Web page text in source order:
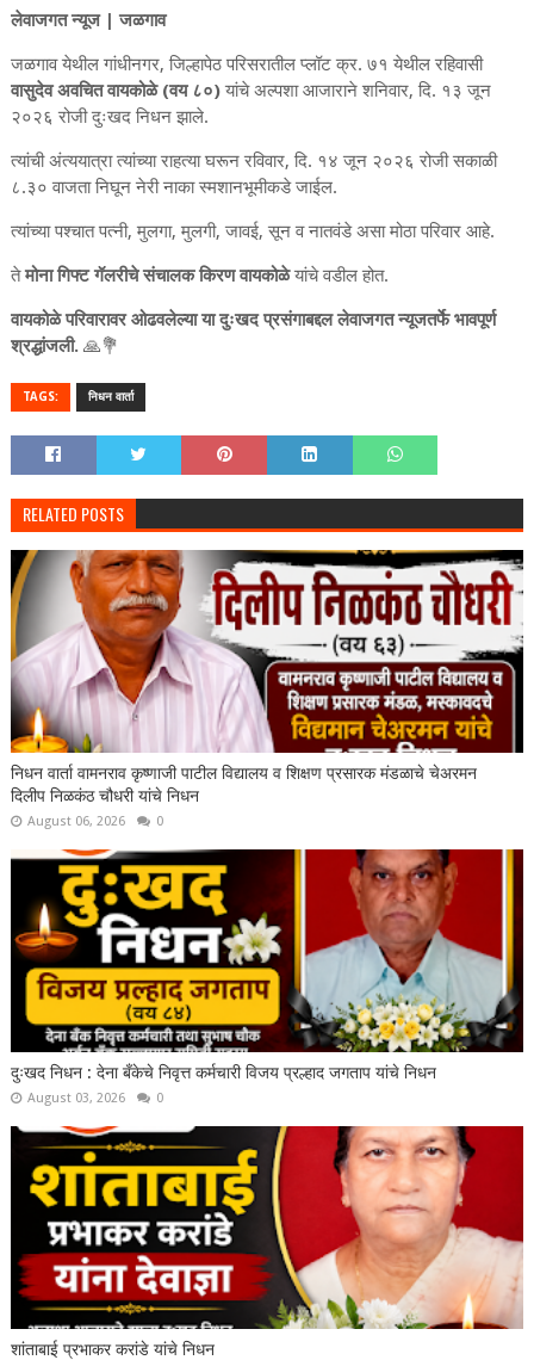
लेवाजगत न्यूज | जळगाव
जळगाव येथील गांधीनगर, जिल्हापेठ परिसरातील प्लॉट क्र. ७१ येथील रहिवासी
वासुदेव अवचित वायकोळे (वय ८०)यांचे अल्पशा आजाराने शनिवार, दि. १३ जून
२०२६ रोजी दुःखद निधन झाले.
त्यांची अंत्ययात्रा त्यांच्या राहत्या घरून रविवार, दि. १४ जून २०२६ रोजी सकाळी
८.३० वाजता निघून नेरी नाका स्मशानभूमीकडे जाईल.
त्यांच्या पश्चात पत्नी, मुलगा, मुलगी, जावई, सून व नातवंडे असा मोठा परिवार आहे.
तेमोना गिफ्ट गॅलरीचे संचालक किरण वायकोळेयांचे वडील होत.
वायकोळे परिवारावर ओढवलेल्या या दुःखद प्रसंगाबद्दल लेवाजगत न्यूजतर्फे भावपूर्ण
श्रद्धांजली.🙏💐
TAGS: निधन वार्ता
RELATED POSTS
निधन वार्ता वामनराव कृष्णाजी पाटील विद्यालय व शिक्षण प्रसारक मंडळाचे चेअरमन
दिलीप निळकंठ चौधरी यांचे निधन
August 06, 2026 0
दुःखद निधन : देना बँकेचे निवृत्त कर्मचारी विजय प्रल्हाद जगताप यांचे निधन
August 03, 2026 0
शांताबाई प्रभाकर करांडे यांचे निधन